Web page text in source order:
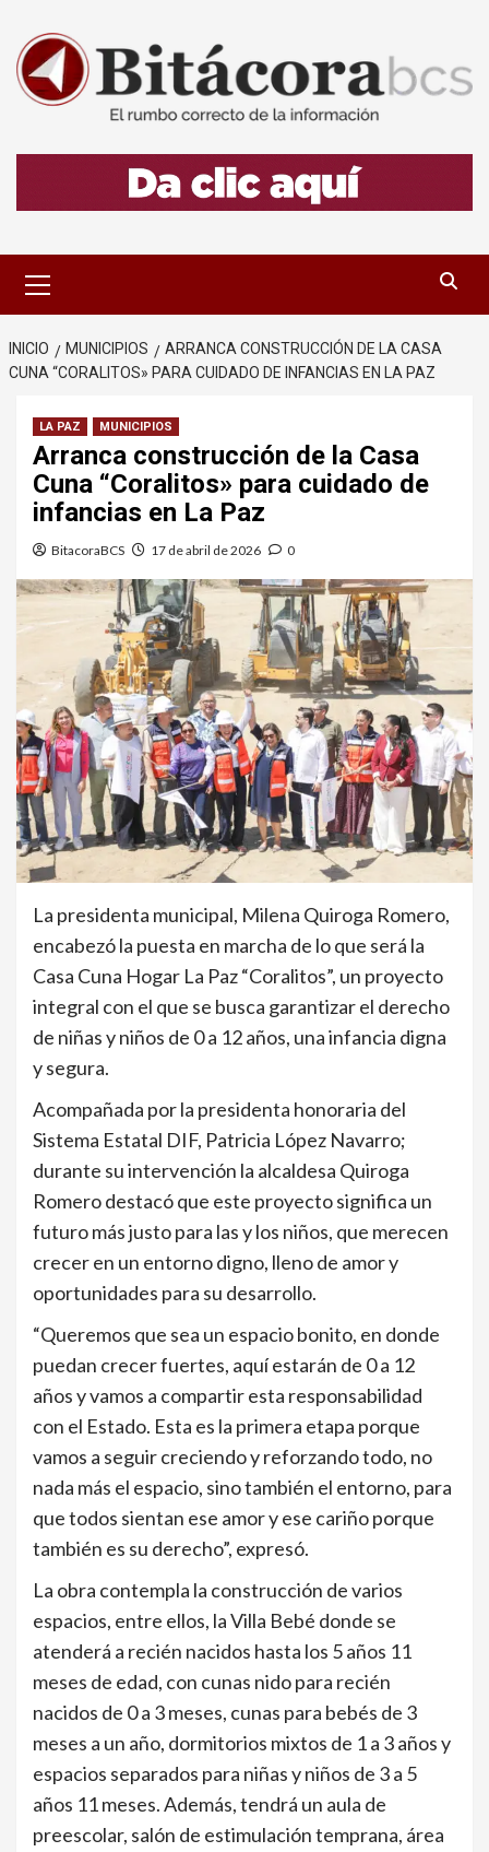
contenido
primario
INICIO MUNICIPIOS
ARRANCA CONSTRUCCIÓN DE LA CASA
CUNA “CORALITOS» PARA CUIDADO DE INFANCIAS EN LA PAZ
LA PAZ MUNICIPIOS
Arranca construcción de la Casa
Cuna “Coralitos» para cuidado de
infancias en La Paz
BitacoraBCS 17 de abril de 2026 0
La presidenta municipal, Milena Quiroga Romero,
encabezó la puesta en marcha de lo que será la
Casa Cuna Hogar La Paz “Coralitos”, un proyecto
integral con el que se busca garantizar el derecho
de niñas y niños de 0 a 12 años, una infancia digna
y segura.
Acompañada por la presidenta honoraria del
Sistema Estatal DIF, Patricia López Navarro;
durante su intervención la alcaldesa Quiroga
Romero destacó que este proyecto significa un
futuro más justo para las y los niños, que merecen
crecer en un entorno digno, lleno de amor y
oportunidades para su desarrollo.
“Queremos que sea un espacio bonito, en donde
puedan crecer fuertes, aquí estarán de 0 a 12
años y vamos a compartir esta responsabilidad
con el Estado. Esta es la primera etapa porque
vamos a seguir creciendo y reforzando todo, no
nada más el espacio, sino también el entorno, para
que todos sientan ese amor y ese cariño porque
también es su derecho”, expresó.
La obra contempla la construcción de varios
espacios, entre ellos, la Villa Bebé donde se
atenderá a recién nacidos hasta los 5 años 11
meses de edad, con cunas nido para recién
nacidos de 0 a 3 meses, cunas para bebés de 3
meses a un año, dormitorios mixtos de 1 a 3 años y
espacios separados para niñas y niños de 3 a 5
años 11 meses. Además, tendrá un aula de
preescolar, salón de estimulación temprana, área